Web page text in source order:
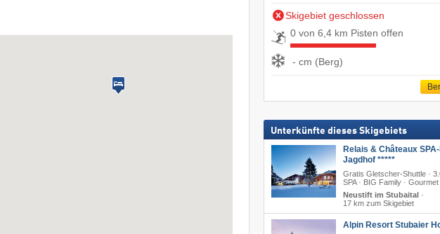
Skigebiet geschlossen
0 von 6,4 km Pisten offen
- cm (Berg)
Unterkünfte dieses Skigebiets
Relais & Châteaux
Jagdhof *****
Gratis Gletscher-Shuttle ·
SPA · BIG Family · Gourmet
Neustift im Stubaital ·
17 km zum Skigebiet
Alpin Resort Stubaier